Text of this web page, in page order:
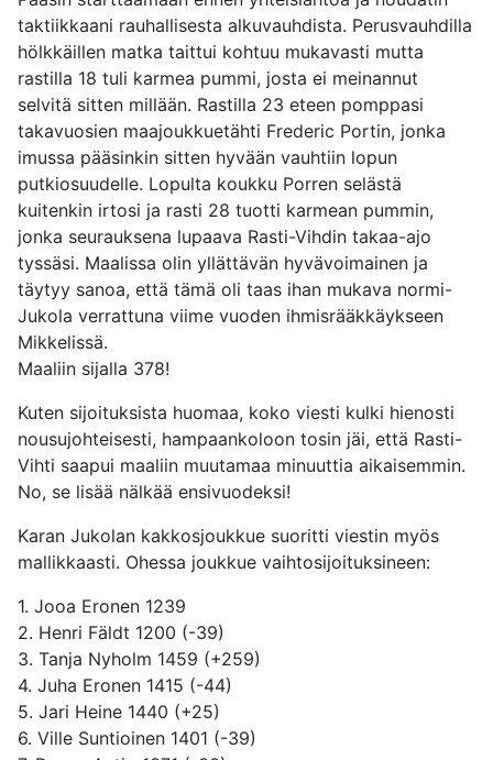
taktiikkaani rauhallisesta alkuvauhdista. Perusvauhdilla
hölkkäillen matka taittui kohtuu mukavasti mutta
rastilla 18 tuli karmea pummi, josta ei meinannut
selvitä sitten millään. Rastilla 23 eteen pomppasi
takavuosien maajoukkuetähti Frederic Portin, jonka
imussa pääsinkin sitten hyvään vauhtiin lopun
putkiosuudelle. Lopulta koukku Porren selästä
kuitenkin irtosi ja rasti 28 tuotti karmean pummin,
jonka seurauksena lupaava Rasti-Vihdin takaa-ajo
tyssäsi. Maalissa olin yllättävän hyvävoimainen ja
täytyy sanoa, että tämä oli taas ihan mukava normi-
Jukola verrattuna viime vuoden ihmisrääkkäykseen
Mikkelissä.
Maaliin sijalla 378!
Kuten sijoituksista huomaa, koko viesti kulki hienosti
nousujohteisesti, hampaankoloon tosin jäi, että Rasti-
Vihti saapui maaliin muutamaa minuuttia aikaisemmin.
No, se lisää nälkää ensivuodeksi!
Karan Jukolan kakkosjoukkue suoritti viestin myös
mallikkaasti. Ohessa joukkue vaihtosijoituksineen:
1. Jooa Eronen 1239
2. Henri Fäldt 1200 (-39)
3. Tanja Nyholm 1459 (+259)
4. Juha Eronen 1415 (-44)
5. Jari Heine 1440 (+25)
6. Ville Suntioinen 1401 (-39)